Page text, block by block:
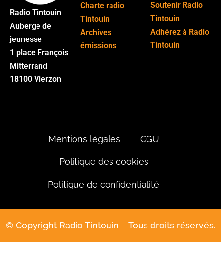
Radio Tintouin
Auberge de
jeunesse
1 place François
Mitterrand
18100 Vierzon
Charte radio
Tintouin
Archives
émissions
Soutenir Radio
Tintouin
Adhérez à Radio
Tintouin
Mentions légales CGU
Politique des cookies
Politique de confidentialité
© Copyright Radio Tintouin – Tous droits réservés.